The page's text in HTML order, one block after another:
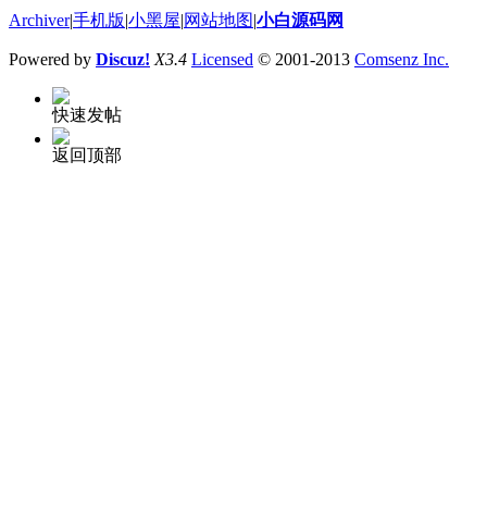
Archiver|手机版 小黑屋 网站地图 小白源码网
Powered by Discuz! X3.4 Licensed © 2001-2013 Comsenz Inc.
快速发帖
返回顶部